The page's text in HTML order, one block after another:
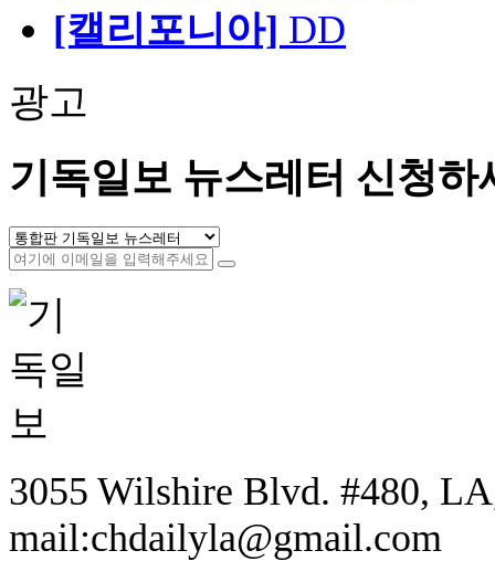
[캘리포니아] DD
광고
기독일보 뉴스레터 신청하
3055 Wilshire Blvd. #480,
mail:chdailyla@gmail.com